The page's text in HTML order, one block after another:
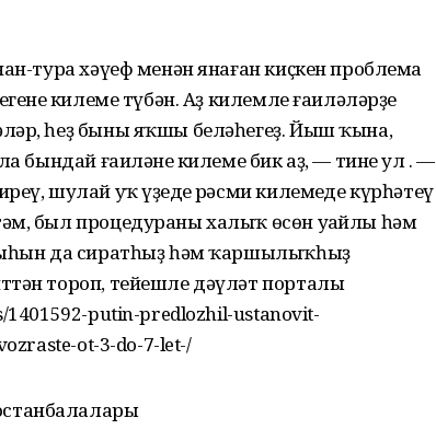
тура хәүеф менән янаған киҫкен проблема
килеме түбән. Аҙ килемле ғаиләләрҙең
һеҙ быны яҡшы беләһегеҙ. Йыш ҡына,
бындай ғаиләнең килеме бик аҙ, — тине ул . —
шулай уҡ үҙеңдең рәсми килемеңде күрһәтеү
был процедураны халыҡ өсөн уңайлы һәм
да сиратһыҙ һәм ҡаршылыҡһыҙ
тороп, тейешле дәүләт порталы
putin-predlozhil-ustanovit-
ot-3-do-7-let-/